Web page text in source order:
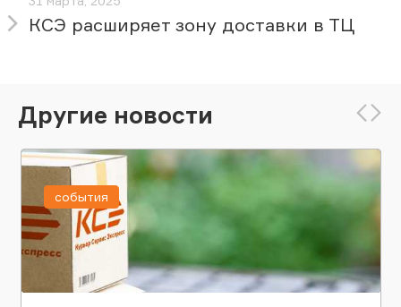
КСЭ расширяет зону доставки в ТЦ
Другие новости
события